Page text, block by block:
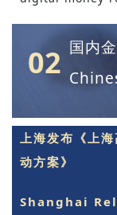
02 国内
上海发布《上
动方案》
Shanghai